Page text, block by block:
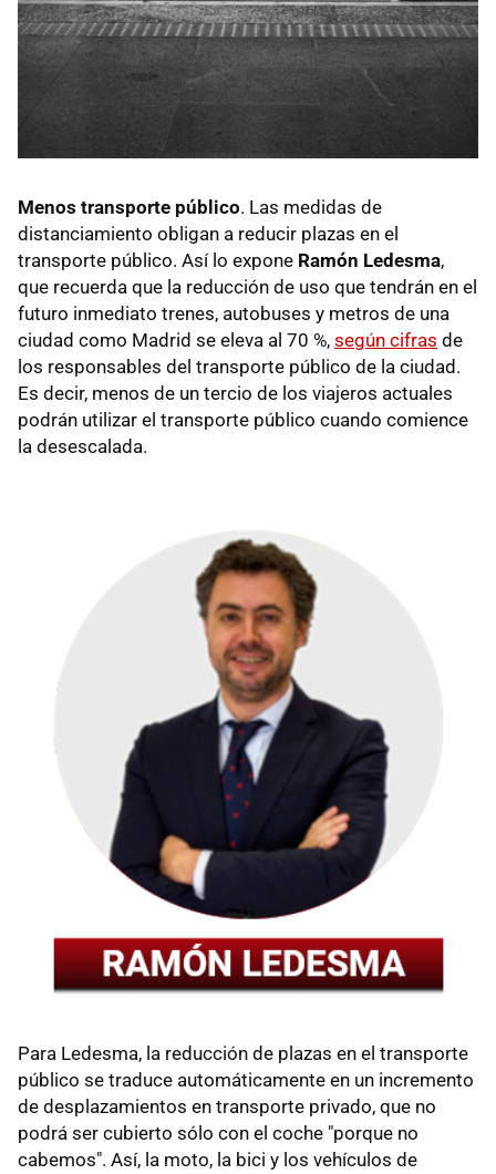
Menos transporte público. Las medidas de
distanciamiento obligan a reducir plazas en el
transporte público. Así lo expone Ramón Ledesma,
que recuerda que la reducción de uso que tendrán en el
futuro inmediato trenes, autobuses y metros de una
ciudad como Madrid se eleva al 70 %, según cifras de
los responsables del transporte público de la ciudad.
Es decir, menos de un tercio de los viajeros actuales
podrán utilizar el transporte público cuando comience
la desescalada.
Para Ledesma, la reducción de plazas en el transporte
público se traduce automáticamente en un incremento
de desplazamientos en transporte privado, que no
podrá ser cubierto sólo con el coche "porque no
cabemos". Así, la moto, la bici y los vehículos de